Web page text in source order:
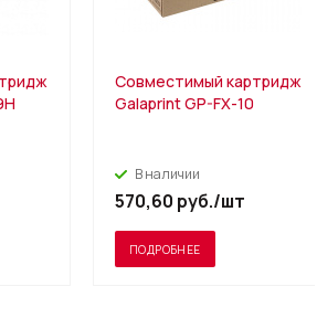
Совместимый картридж
Galaprint GP-FX-10
В наличии
570,60 руб./шт
ПОДРОБНЕЕ